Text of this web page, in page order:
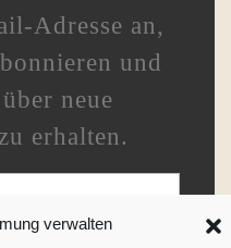
verwalten
Adresse an,
und
neue
erhalten.